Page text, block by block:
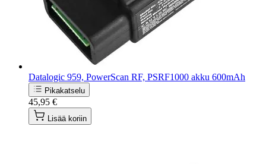
Datalogic 959, PowerScan RF, PSRF1000 akku 600mAh
Pikakatselu
45,95 €
Lisää koriin